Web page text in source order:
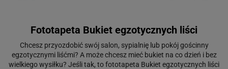
Fototapeta Bukiet egzotycznych liści
Chcesz przyozdobić swój salon, sypialnię lub pokój gościnny
egzotycznymi liśćmi? A może chcesz mieć bukiet na co dzień i bez
wielkiego wysiłku? Jeśli tak, to fototapeta Bukiet egzotycznych liści